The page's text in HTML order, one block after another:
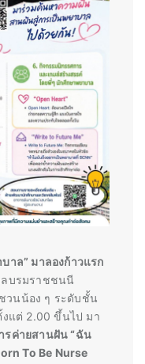
าล” มาลองก้าวแรก
บรมราชชนนี
วนน้อง ๆ ระดับชั้น
แต่ 2.00 ขึ้นไป มา
รค่ายสานฝัน “ฉัน
To Be Nurse